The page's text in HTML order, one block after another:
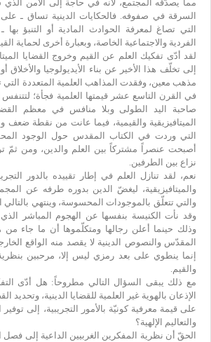
مما يصدّقه المجتمع، لأنه في حاجة إلى الأمن
السرقة في صفوفه. فالحكايات الدينية تساق ـ
التي تصاغ لمعرفة الحوادث المادية أو التنبؤ
الفردية والاجتماعية الخاصة، وبعبارة أخرى لحماية
لقد أدّى تفكيك العلم عن القيم وخروج القضايا
إلى تخلّف هذا الأخير عن بناء الأيديولوجيا
مذهب معين، وفقدت المذاهب العلمية المتعددة التي
في القرن التاسع عشر قيمتها العلمية فجأة؛
صاحبة اليد الطولى وبلا منافس في معظم
الميتافيزيقية والقيمية، فيما عانت من نقطة ضعف
التي وردت في الكتاب المقدس حول الوجود
أصبحت عنصراً مشتركاً بين العلم والدين، ومن
نزاع بين الطرفين.
نعم، لقد تنازل العلم في إطار تقييده بالدور
والميتافيزيقية، ليغضّ الدين بدوره طرفه عن
والتي تتعلّق بالموجودات المحسوسة، وينتهي بالتالي
وقد نأت الكنيسة بنفسها عن الهجوم المباشر
وذلك حينما أعلن رجالها ومتكلّموها أن ما جاء من
المقدّس والنصوص الدينية لا يقصد منه الواقع
إنما ينطوي على بعد رمزي ليس إلا، مرحبين
والقيم.
مع ذلك يبقى السؤال التالي مطروحاً: هل أدّى
الإذعان بالهوية غير العلمية للقضايا الدينية، وتحديد
على قيمة معرفية كونيّة بالأمور التجريبية، إلى
والتعاليم الإلهية؟
الحقّ أن نظرية المفكرين الغربيين الداعية إلى فصل